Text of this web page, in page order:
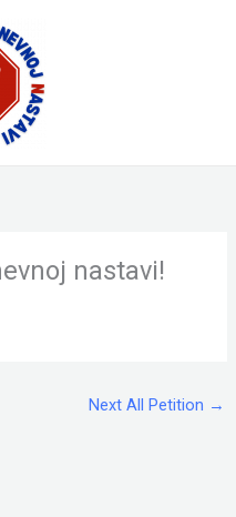
nastavi!
Next All Petition →